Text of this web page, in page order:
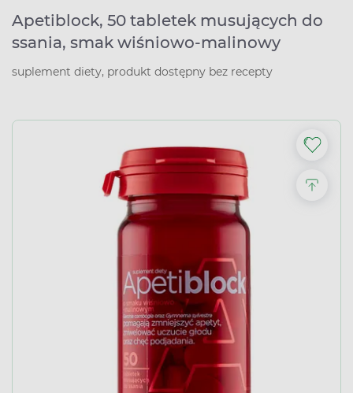
Apetiblock, 50 tabletek musujących do
ssania, smak wiśniowo-malinowy
suplement diety, produkt dostępny bez recepty